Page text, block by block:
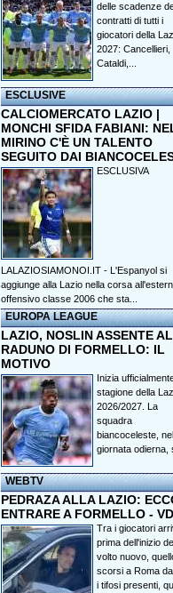
delle scadenze
contratti di tutti i
giocatori della
2027: Cancellieri,
Cataldi,...
ESCLUSIVE
CALCIOMERCATO LAZIO |
MONCHI SFIDA FABIANI:
MIRINO C'È UN TALENTO
SEGUITO DAI
ESCLUSIVA
LALAZIOSIAMONOI.IT - L'Espanyol si
aggiunge alla Lazio nella corsa
offensivo classe 2006 che sta...
EUROPA LEAGUE
LAZIO, NOSLIN ASSENTE AL
RADUNO DI FORMELLO: IL
MOTIVO
Inizia
stagione della
2026/2027. La
squadra
biancoceleste,
giornata odierna,
WEBTV
PEDRAZA ALLA LAZIO:
ENTRARE A FORMELLO - VD
Tra i giocatori
prima dell'inizio
volto nuovo,
scorsi a Roma
i tifosi presenti,